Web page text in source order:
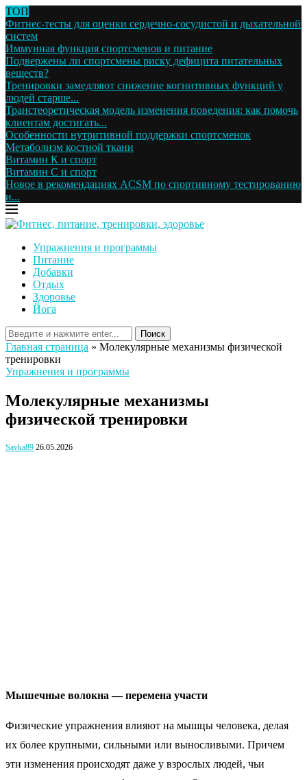
ТОП
Фитнес-тесты для оценки сердечно-сосудистой и дыхательной
систем
Иммунная функция спортсменов и питание
Подвержены ли спортсмены риску дефицита питательных
веществ?
Тренировки замедляют снижение когнитивных функций у
людей старше...
Транстеоретическая модель изменения поведения: как помочь
клиентам достигать...
Особенности нутритивной поддержки спортсменок
Метаболизм костной ткани
Витамин К и спорт
Витамин С и спорт
Новое в рекомендациях ACSM по спортивному тестированию
и...
Упражнения и программы
Питание
Добавки
Отдых
Здоровье
Йога
Поиск
Главная страница » Молекулярные механизмы физической
тренировки
Упражнения и программы
Молекулярные механизмы
физической тренировки
Savka89 26.05.2026
Мышечные волокна — перемена участи
Физические упражнения влияют на мышцы человека, делая
их более крупными, сильными или выносливыми. Причем
эти изменения происходят даже у взрослых людей, чьи